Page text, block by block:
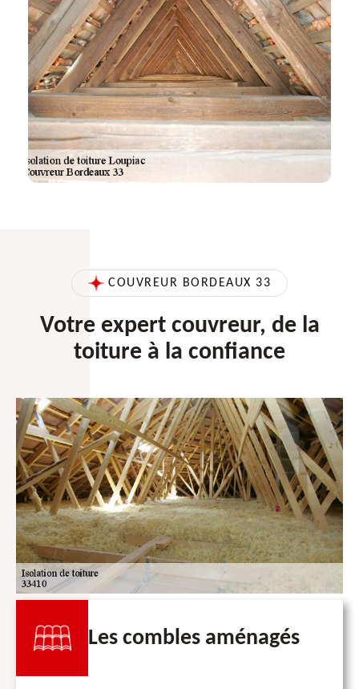
COUVREUR BORDEAUX 33
Votre expert couvreur, de la
toiture à la confiance
Les combles aménagés